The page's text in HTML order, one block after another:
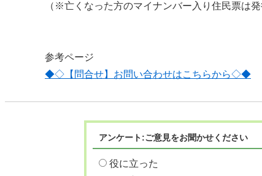
（※亡くなった方のマイナンバー入り住民票は
参考ページ
◆◇【問合せ】お問い合わせはこちらから◇◆
アンケート:ご意見をお聞かせください
役に立った